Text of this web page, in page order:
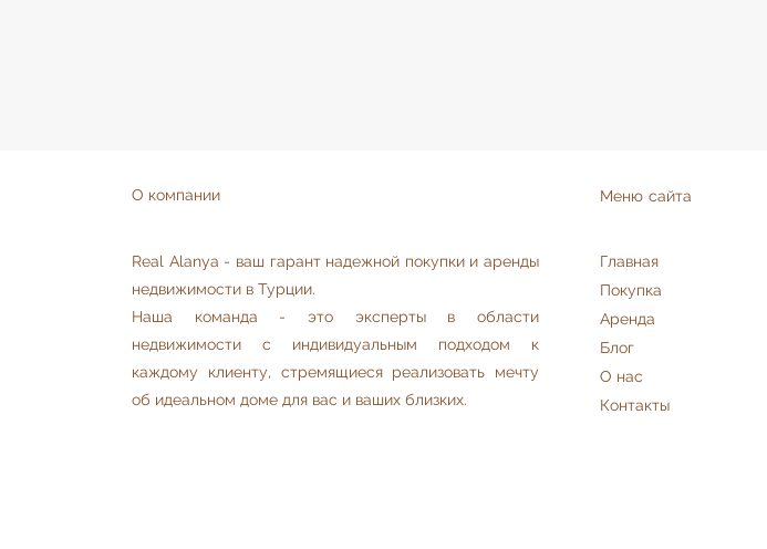
О компании
Real Alanya - ваш гарант надежной покупки и аренды
недвижимости в Турции.
Наша команда - это эксперты в области
недвижимости с индивидуальным подходом к
каждому клиенту, стремящиеся реализовать мечту
об идеальном доме для вас и ваших близких.
Меню сайта
Главная
Покупка
Аренда
Блог
О нас
Контакты